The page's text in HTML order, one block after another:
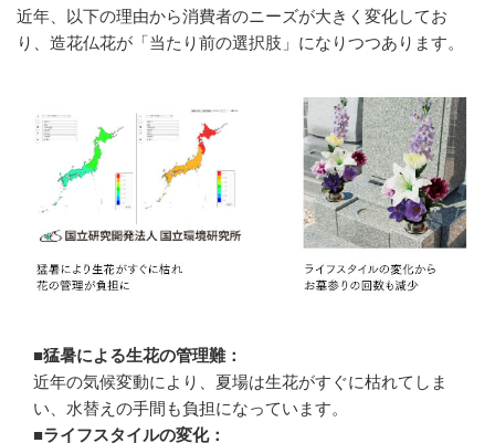
近年、以下の理由から消費者のニーズが大きく変化してお
り、造花仏花が「当たり前の選択肢」になりつつあります。
■猛暑による生花の管理難：
近年の気候変動により、夏場は生花がすぐに枯れてしま
い、水替えの手間も負担になっています。
■ライフスタイルの変化：